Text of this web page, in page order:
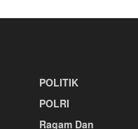
POLITIK
POLRI
Ragam Dan